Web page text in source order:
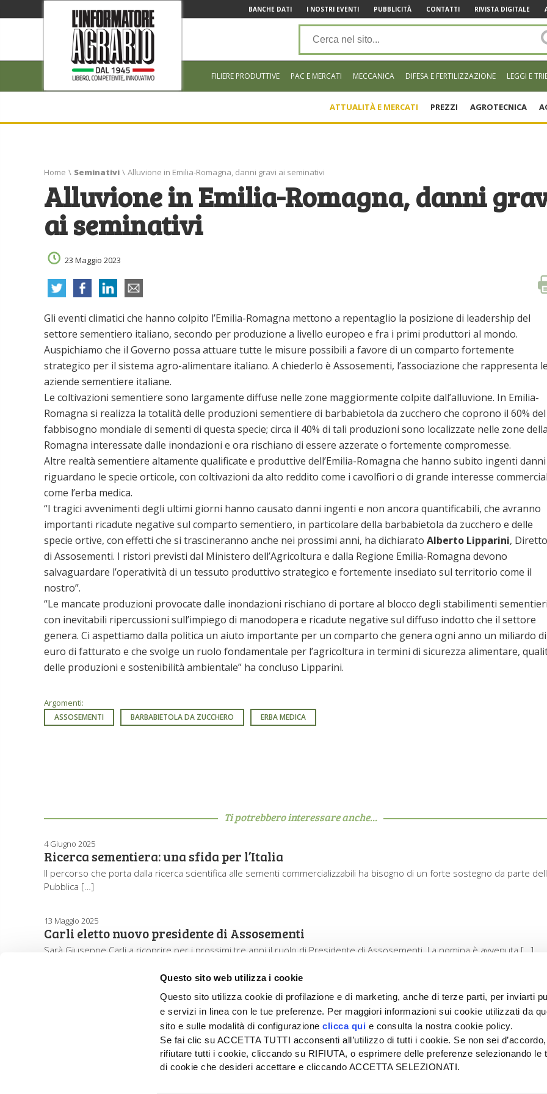
Questo sito web utilizza i cookie
Questo sito utilizza cookie di profilazione e di marketing, anche di terze parti, per inviarti
e servizi in linea con le tue preferenze. Per maggiori informazioni sui cookie utilizzati da
sito e sulle modalità di configurazioneclicca qui e consulta la nostra cookie policy.
Se fai clic su ACCETTA TUTTI acconsenti all’utilizzo di tutti i cookie. Se non sei
rifiutare tutti i cookie, cliccando su RIFIUTA, o esprimere delle preferenze selezionando le
di cookie che desideri accettare e cliccando ACCETTA SELEZIONATI.
BANCHE DATI I NOSTRI EVENTI PUBBLICITÀ CONTATTI RIVISTA DIGITALE
FILIERE PRODUTTIVE PAC E MERCATI MECCANICA DIFESA E FERTILIZZAZIONE LEGGI E
ATTUALITÀ E MERCATI PREZZI AGROTECNICA
Home \ Seminativi \ Alluvione in Emilia-Romagna, danni gravi ai seminativi
Alluvione in Emilia-Romagna, danni
ai seminativi
23 Maggio 2023
Gli eventi climatici che hanno colpito l’Emilia-Romagna mettono a repentaglio la posizione di leadership del
settore sementiero italiano, secondo per produzione a livello europeo e fra i primi produttori al mondo.
Auspichiamo che il Governo possa attuare tutte le misure possibili a favore di un comparto fortemente
strategico per il sistema agro-alimentare italiano. A chiederlo è Assosementi, l’associazione che rappresenta
aziende sementiere italiane.
Le coltivazioni sementiere sono largamente diffuse nelle zone maggiormente colpite dall’alluvione. In Emilia-
Romagna si realizza la totalità delle produzioni sementiere di barbabietola da zucchero che coprono il 60% del
fabbisogno mondiale di sementi di questa specie; circa il 40% di tali produzioni sono localizzate nelle zone
Romagna interessate dalle inondazioni e ora rischiano di essere azzerate o fortemente compromesse.
Altre realtà sementiere altamente qualificate e produttive dell’Emilia-Romagna che hanno subito ingenti danni
riguardano le specie orticole, con coltivazioni da alto reddito come i cavolfiori o di grande interesse
come l’erba medica.
“I tragici avvenimenti degli ultimi giorni hanno causato danni ingenti e non ancora quantificabili, che avranno
importanti ricadute negative sul comparto sementiero, in particolare della barbabietola da zucchero e delle
specie ortive, con effetti che si trascineranno anche nei prossimi anni, ha dichiarato Alberto Lipparini,
di Assosementi. I ristori previsti dal Ministero dell’Agricoltura e dalla Regione Emilia-Romagna devono
salvaguardare l’operatività di un tessuto produttivo strategico e fortemente insediato sul territorio come il
nostro”.
“Le mancate produzioni provocate dalle inondazioni rischiano di portare al blocco degli stabilimenti
con inevitabili ripercussioni sull’impiego di manodopera e ricadute negative sul diffuso indotto che il settore
genera. Ci aspettiamo dalla politica un aiuto importante per un comparto che genera ogni anno un miliardo di
euro di fatturato e che svolge un ruolo fondamentale per l’agricoltura in termini di sicurezza alimentare,
delle produzioni e sostenibilità ambientale” ha concluso Lipparini.
Argomenti:
ASSOSEMENTI BARBABIETOLA DA ZUCCHERO ERBA MEDICA
Ti potrebbero interessare anche...
4 Giugno 2025
Ricerca sementiera: una sfida per l’Italia
Il percorso che porta dalla ricerca scientifica alle sementi commercializzabili ha bisogno di un forte sostegno da parte
Pubblica […]
13 Maggio 2025
Carli eletto nuovo presidente di Assosementi
Sarà Giuseppe Carli a ricoprire per i prossimi tre anni il ruolo di Presidente di Assosementi. La nomina è avvenuta […]
EDIZIONI L'INFORMATORE AGRARIO Srl
SEDE
Tel + 39.045.8057511
info@informatoreagrario.it
PUBBLICITÀ
Tel +